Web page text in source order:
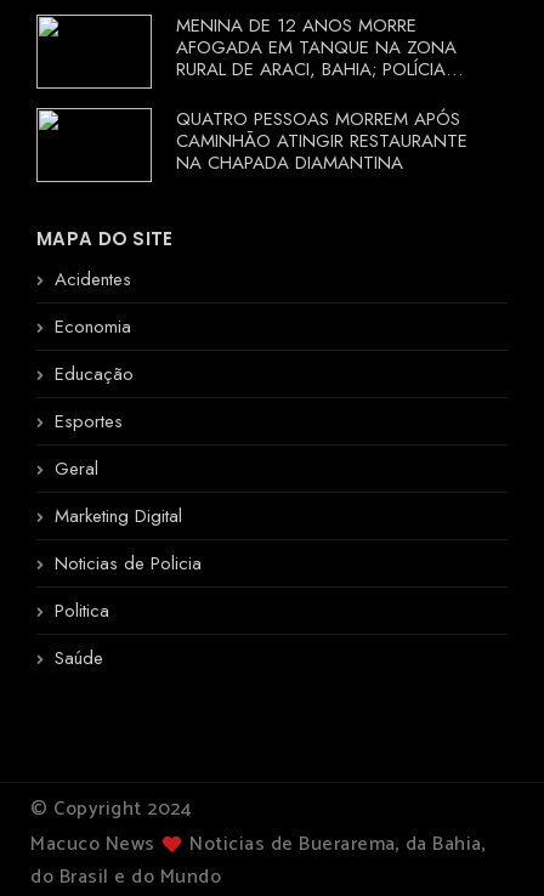
MENINA DE 12 ANOS MORRE
AFOGADA EM TANQUE NA ZONA
RURAL DE ARACI, BAHIA; POLÍCIA
QUATRO PESSOAS MORREM APÓS
CAMINHÃO ATINGIR RESTAURANTE
NA CHAPADA DIAMANTINA
MAPA DO SITE
Acidentes
Economia
Educação
Esportes
Geral
Marketing Digital
Noticias de Policia
Politica
Saúde
© Copyright 2024
Macuco News
Noticias de Buerarema, da Bahia,
do Brasil e do Mundo